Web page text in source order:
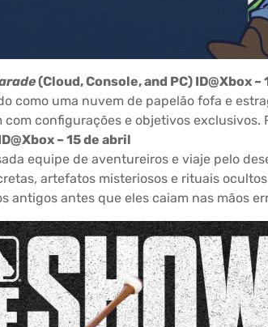
(Cloud, Console, and PC) ID@Xbox –
como uma nuvem de papelão fofa e
com configurações e objetivos exclusivos.
– 15 de abril
equipe de aventureiros e viaje pelo
artefatos misteriosos e rituais
antigos antes que eles caiam nas mãos